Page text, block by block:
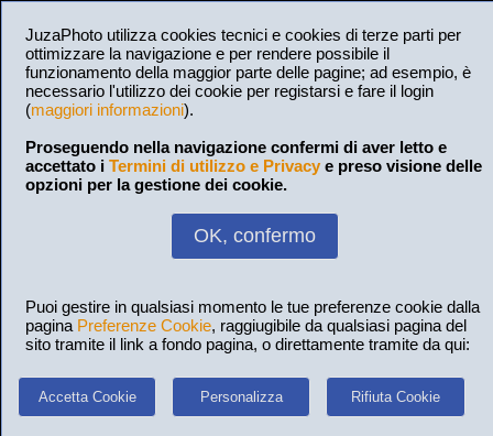
JuzaPhoto utilizza cookies tecnici e cookies di terze parti per
ottimizzare la navigazione e per rendere possibile il
funzionamento della maggior parte delle pagine; ad esempio, è
necessario l'utilizzo dei cookie per registarsi e fare il login
(maggiori informazioni).
Proseguendo nella navigazione confermi di aver letto e
accettato i Termini di utilizzo e Privacy e preso visione delle
opzioni per la gestione dei cookie.
OK, confermo
Puoi gestire in qualsiasi momento le tue preferenze cookie dalla
pagina Preferenze Cookie, raggiugibile da qualsiasi pagina del
sito tramite il link a fondo pagina, o direttamente tramite da qui:
Accetta Cookie Personalizza Rifiuta Cookie